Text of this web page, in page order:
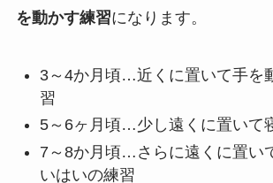
を動かす練習になります。
3～4か月頃…近くに置いて手を
習
5～6ヶ月頃…少し遠くに置いて
7～8か月頃…さらに遠くに置い
いはいの練習